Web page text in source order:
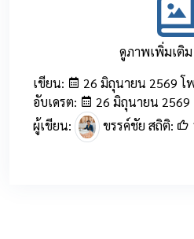
ดูภาพเพิ่มเติ
เขียน:
26 มิถุนายน 2569 โ
อับเดรต:
26 มิถุนายน 2569
ผู้เขียน:
ขรรค์ชัย สถิติ: